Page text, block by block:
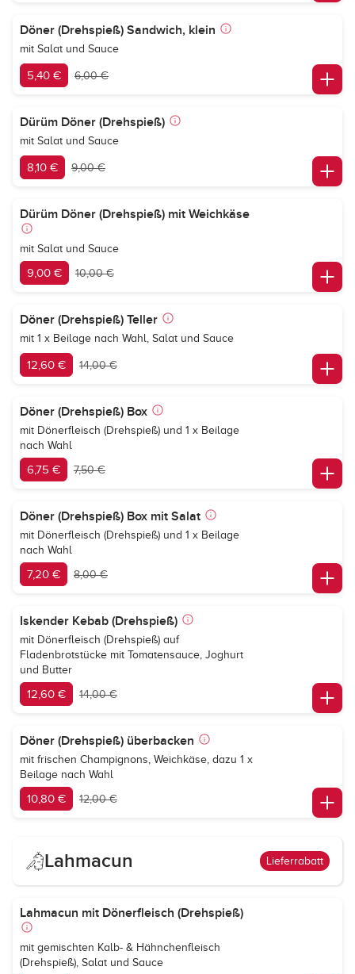
Döner (Drehspieß) Sandwich, klein
mit Salat und Sauce
5,40 € 6,00 €
Dürüm Döner (Drehspieß)
mit Salat und Sauce
8,10 € 9,00 €
Dürüm Döner (Drehspieß) mit Weichkäse
mit Salat und Sauce
9,00 € 10,00 €
Döner (Drehspieß) Teller
mit 1 x Beilage nach Wahl, Salat und Sauce
12,60 € 14,00 €
Döner (Drehspieß) Box
mit Dönerfleisch (Drehspieß) und 1 x Beilage
nach Wahl
6,75 € 7,50 €
Döner (Drehspieß) Box mit Salat
mit Dönerfleisch (Drehspieß) und 1 x Beilage
nach Wahl
7,20 € 8,00 €
Iskender Kebab (Drehspieß)
mit Dönerfleisch (Drehspieß) auf
Fladenbrotstücke mit Tomatensauce, Joghurt
und Butter
12,60 € 14,00 €
Döner (Drehspieß) überbacken
mit frischen Champignons, Weichkäse, dazu 1 x
Beilage nach Wahl
10,80 € 12,00 €
Lahmacun Lieferrabatt
Lahmacun mit Dönerfleisch (Drehspieß)
mit gemischten Kalb- & Hähnchenfleisch
(Drehspieß), Salat und Sauce